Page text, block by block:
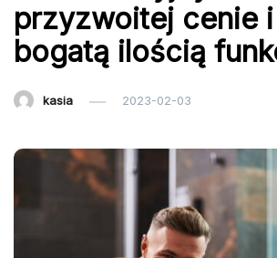
przyzwoitej cenie
bogatą ilością
kasia 2023-02-03